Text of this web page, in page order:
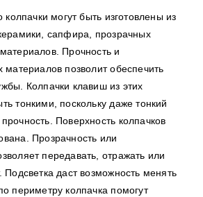
колпачки могут быть изготовлены из
сапфира, прозрачных
Прочность и
материалов позволит обеспечить
Колпачки клавиш из этих
тонкими, поскольку даже тонкий
Поверхность колпачков
Прозрачность или
передавать, отражать или
Подсветка даст возможность менять
периметру колпачка помогут